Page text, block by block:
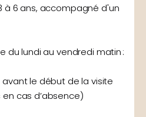
à 6 ans, accompagné d'un
du lundi au vendredi matin :
avant le début de la visite
cas d’absence)